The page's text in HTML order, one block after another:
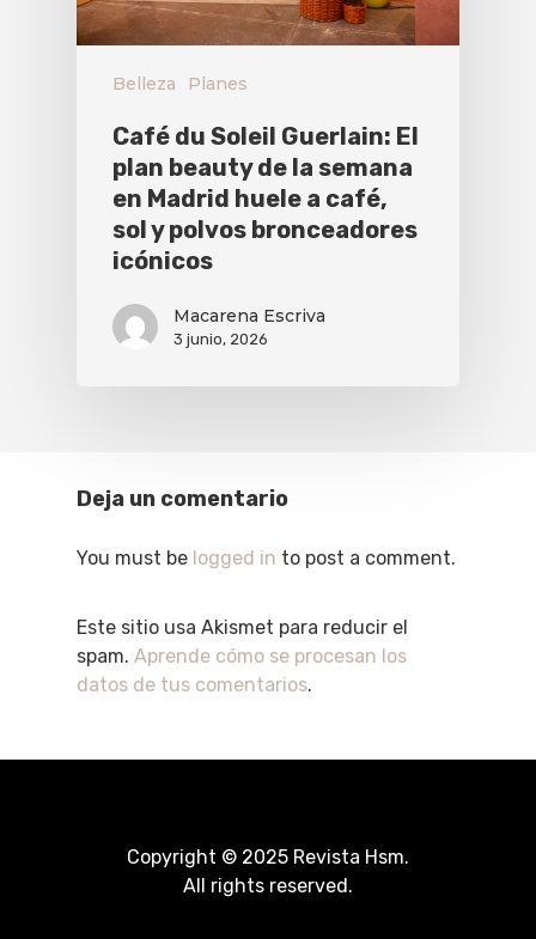
Belleza Planes
Café du Soleil Guerlain: El
plan beauty de la semana
en Madrid huele a café,
sol y polvos bronceadores
icónicos
Macarena Escriva
3 junio, 2026
Deja un comentario
You must be logged in to post a comment.
Este sitio usa Akismet para reducir el
spam. Aprende cómo se procesan los
datos de tus comentarios.
Copyright © 2025 Revista Hsm.
All rights reserved.